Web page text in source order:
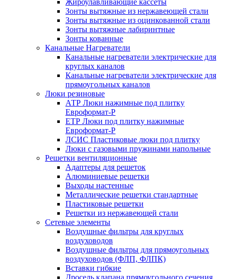
Жироулавливающие кассеты
Зонты вытяжные из нержавеющей стали
Зонты вытяжные из оцинкованной стали
Зонты вытяжные лабиринтные
Зонты кованные
Канальные Нагреватели
Канальные нагреватели электрические для
круглых каналов
Канальные нагреватели электрические для
прямоугольных каналов
Люки резиновые
АТР Люки нажимные под плитку
Евроформат-Р
ЕТР Люки под плитку нажимные
Евроформат-Р
ЛСИС Пластиковые люки под плитку
Люки с газовыми пружинами напольные
Решетки вентиляционные
Адаптеры для решеток
Алюминиевые решетки
Выходы настенные
Металлические решетки стандартные
Пластиковые решетки
Решетки из нержавеющей стали
Сетевые элементы
Воздушные фильтры для круглых
воздуховодов
Воздушные фильтры для прямоугольных
воздуховодов (ФЛП, ФЛПК)
Вставки гибкие
Дросель клапана прямоугольного сечения